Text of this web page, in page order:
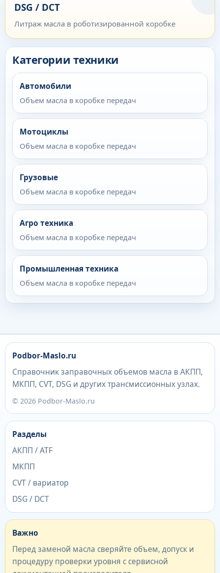
DSG / DCT
Литраж масла в роботизированной коробке
Категории техники
Автомобили
Объем масла в коробке передач
Мотоциклы
Объем масла в коробке передач
Грузовые
Объем масла в коробке передач
Агро техника
Объем масла в коробке передач
Промышленная техника
Объем масла в коробке передач
Podbor-Maslo.ru
Справочник заправочных объемов масла в АКПП,
МКПП, CVT, DSG и других трансмиссионных узлах.
© 2026 Podbor-Maslo.ru
Разделы
АКПП / ATF
МКПП
CVT / вариатор
DSG / DCT
Важно
Перед заменой масла сверяйте объем, допуск и
процедуру проверки уровня с сервисной